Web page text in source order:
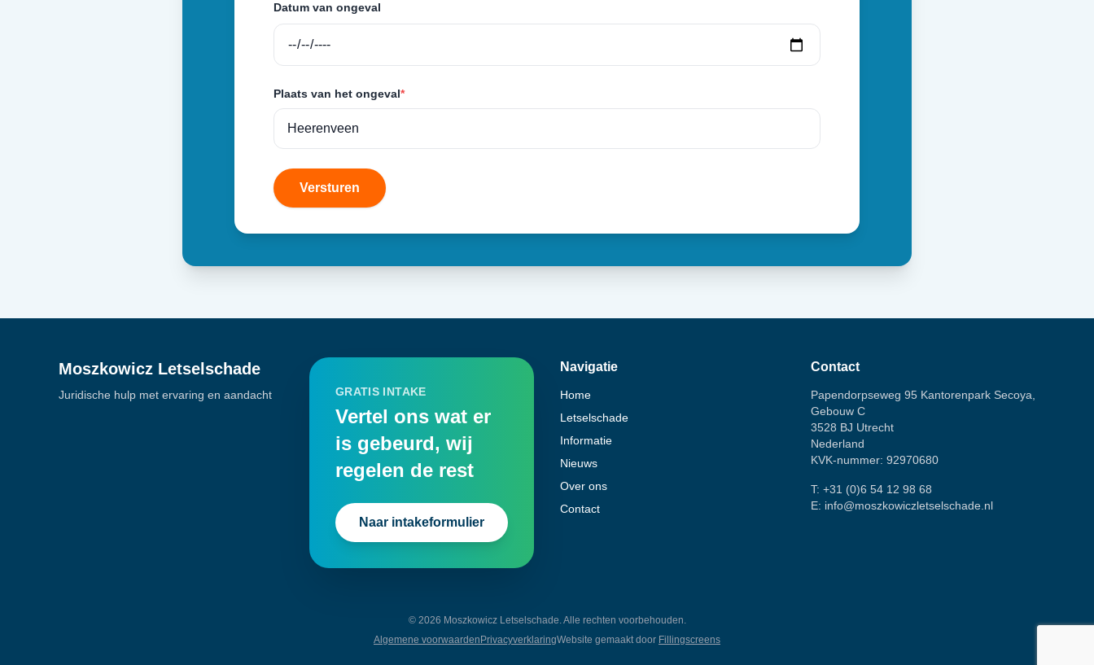
Datum van ongeval
Plaats van het ongeval*
Versturen
Moszkowicz Letselschade
Juridische hulp met ervaring en aandacht GRATIS INTAKE
Vertel ons wat er
is gebeurd, wij
regelen de rest
Naar intakeformulier
Navigatie
Home
Letselschade
Informatie
Nieuws
Over ons
Contact
Contact
Papendorpseweg 95 Kantorenpark Secoya,
Gebouw C
3528 BJ Utrecht
Nederland
KVK-nummer: 92970680
T: +31 (0)6 54 12 98 68
E: info@moszkowiczletselschade.nl
© 2026 Moszkowicz Letselschade. Alle rechten voorbehouden.
Algemene voorwaarden PrivacyverklaringWebsite gemaakt door Fillingscreens